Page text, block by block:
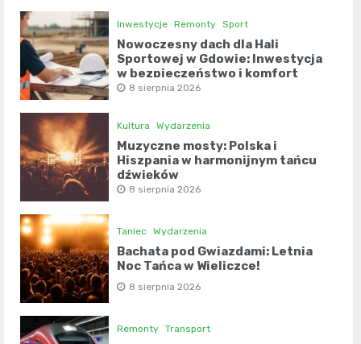
Inwestycje Remonty Sport
Nowoczesny dach dla Hali
Sportowej w Gdowie: Inwestycja
w bezpieczeństwo i komfort
8 sierpnia 2026
Kultura Wydarzenia
Muzyczne mosty: Polska i
Hiszpania w harmonijnym tańcu
dźwięków
8 sierpnia 2026
Taniec Wydarzenia
Bachata pod Gwiazdami: Letnia
Noc Tańca w Wieliczce!
8 sierpnia 2026
Remonty Transport